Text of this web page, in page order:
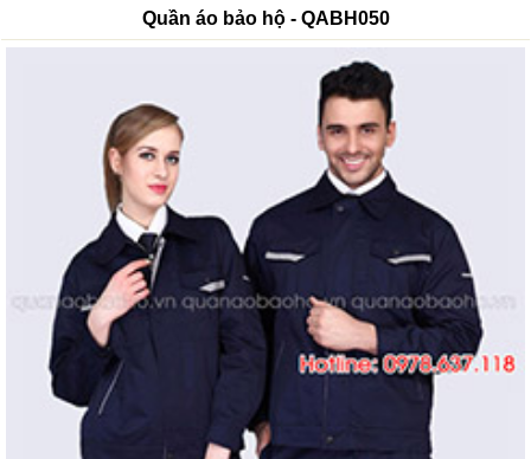
Quần áo bảo hộ - QABH050